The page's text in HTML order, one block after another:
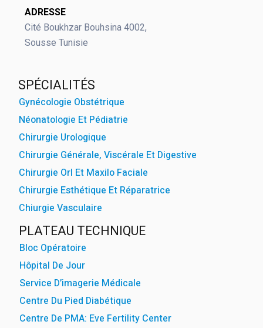
ADRESSE
Cité Boukhzar Bouhsina 4002,
Sousse Tunisie
SPÉCIALITÉS
Gynécologie Obstétrique
Néonatologie Et Pédiatrie
Chirurgie Urologique
Chirurgie Générale, Viscérale Et Digestive
Chirurgie Orl Et Maxilo Faciale
Chirurgie Esthétique Et Réparatrice
Chiurgie Vasculaire
PLATEAU TECHNIQUE
Bloc Opératoire
Hôpital De Jour
Service D’imagerie Médicale
Centre Du Pied Diabétique
Centre De PMA: Eve Fertility Center